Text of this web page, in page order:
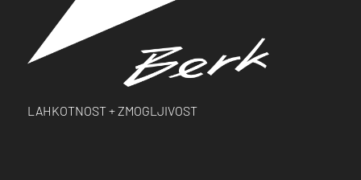
LAHKOTNOST + ZMOGLJIVOST